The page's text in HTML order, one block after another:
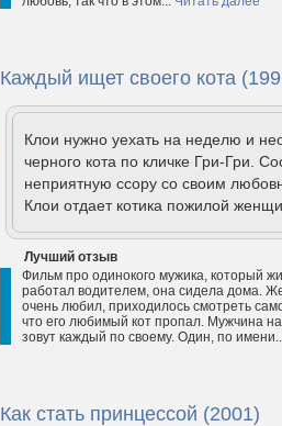
Каждый ищет своего кота
Клои нужно уехать на неделю и
черного кота по кличке Гри-Гри.
неприятную ссору со своим
Клои отдает котика пожилой
Лучший отзыв
Фильм про одинокого мужика, который
работал водителем, она сидела дома.
очень любил, приходилось смотреть
что его любимый кот пропал. Мужчина
зовут каждый по своему. Один, по
Как стать принцессой (2001)